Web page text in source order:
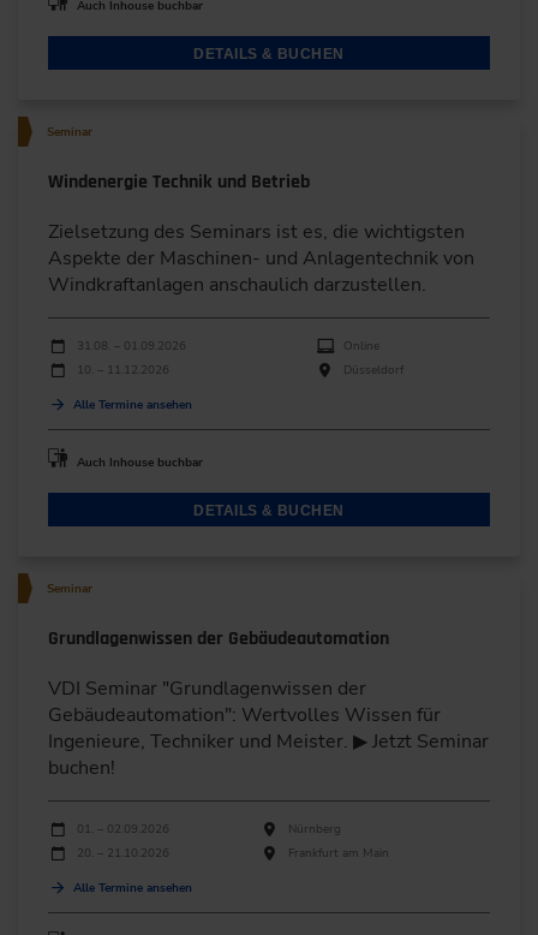
Auch Inhouse buchbar
DETAILS & BUCHEN
Seminar
Windenergie Technik und Betrieb
Zielsetzung des Seminars ist es, die wichtigsten
Aspekte der Maschinen- und Anlagentechnik von
Windkraftanlagen anschaulich darzustellen.
Durchführungen
Veranstaltungsdatum Veranstaltungsort
31.08. – 01.09.2026
Online
10. – 11.12.2026
Düsseldorf
Alle Termine ansehen
Auch Inhouse buchbar
DETAILS & BUCHEN
Seminar
Grundlagenwissen der Gebäudeautomation
VDI Seminar "Grundlagenwissen der
Gebäudeautomation": Wertvolles Wissen für
Ingenieure, Techniker und Meister. ▶ Jetzt Seminar
buchen!
Durchführungen
Veranstaltungsdatum Veranstaltungsort
01. – 02.09.2026
Nürnberg
20. – 21.10.2026
Frankfurt am Main
Alle Termine ansehen